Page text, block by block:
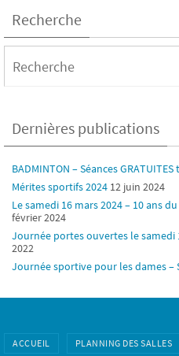
Recherche
Dernières publications
BADMINTON – Séances
Mérites sportifs 2024 12 juin 2024
Le samedi 16 mars 2024 – 10 ans
février 2024
Journée portes ouvertes le samedi
2022
Journée sportive pour les dames –
ACCUEIL PLANNING DES SALLES